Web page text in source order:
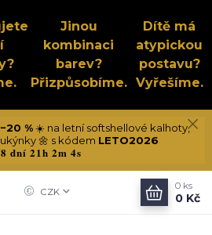
Jinou
kombinaci
barev?
Přizpůsobíme.
Dítě má
atypickou
postavu?
Vyřešíme.
−20 %☀️ na letní softshellové kalhoty,
🌼 s kódem LETO2026
8 dní 21h 2m 4s
CZK
0 ks
0 Kč